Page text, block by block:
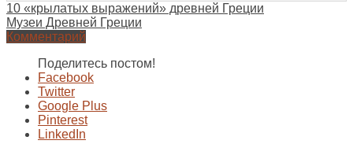
10 «крылатых выражений» древней Греции
Музеи Древней Греции
Комментарий
Поделитесь постом!
Facebook
Twitter
Google Plus
Pinterest
LinkedIn